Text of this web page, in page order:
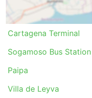
Cartagena Terminal
Sogamoso Bus Station
Paipa
Villa de Leyva